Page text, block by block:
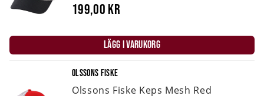
199,00 kr
LÄGG I VARUKORG
OLSSONS FISKE
Olssons Fiske Keps Mesh Red